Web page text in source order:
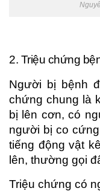
2. Triệu chứng
Người bị bệnh
chứng chung là
bị lên cơn, có
người bị co
tiếng động vật
lên, thường gọi
Triệu chứng có